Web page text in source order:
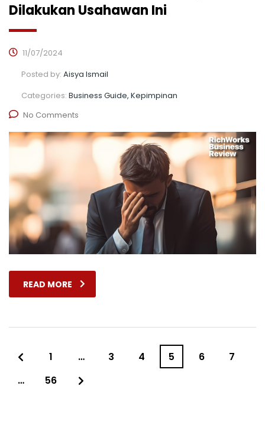
Dilakukan Usahawan Ini
11/07/2024
Posted by: Aisya Ismail
Categories: Business Guide, Kepimpinan
No Comments
READ MORE
1 … 3 4 5 6
7
…
56